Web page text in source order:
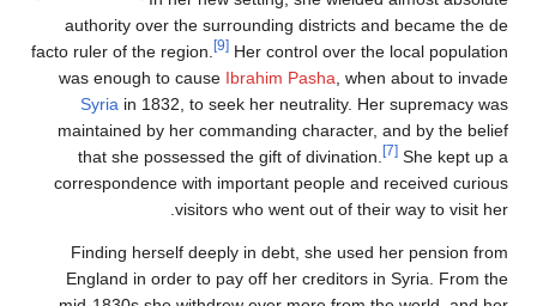
authority over the surrounding districts and became the de
facto ruler of the region.
[9] Her control over the local population
was enough to cause Ibrahim Pasha , when about to invade
Syria in 1832, to seek her neutrality. Her supremacy was
maintained by her commanding character, and by the belief
that she possessed the gift of divination.
[7] She kept up a
correspondence with important people and received curious
visitors who went out of their way to visit her.
Finding herself deeply in debt, she used her pension from
England in order to pay off her creditors in Syria. From the